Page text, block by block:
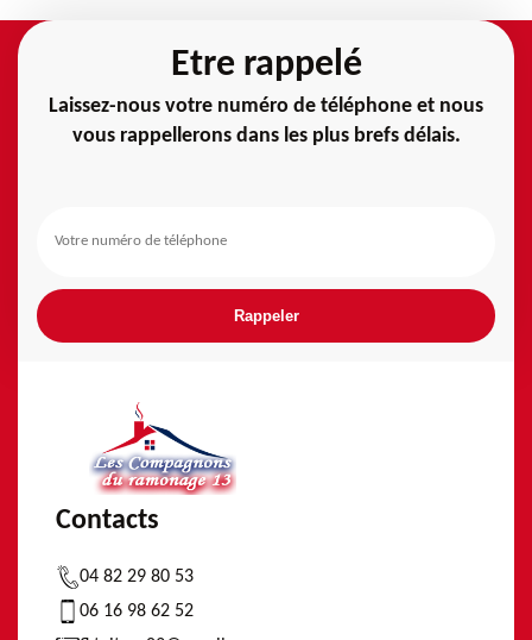
Etre rappelé
Laissez-nous votre numéro de téléphone et nous
vous rappellerons dans les plus brefs délais.
Contacts
04 82 29 80 53
06 16 98 62 52